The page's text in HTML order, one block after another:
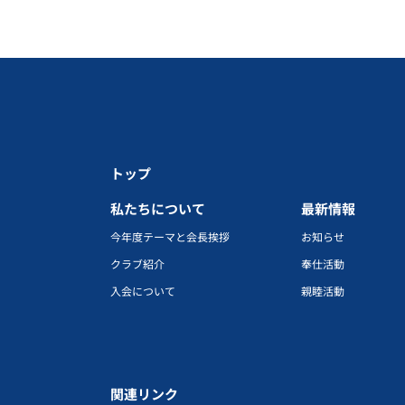
トップ
私たちについて
今年度テーマと会長挨拶
クラブ紹介
入会について
最新情報
お知らせ
奉仕活動
親睦活動
関連リンク